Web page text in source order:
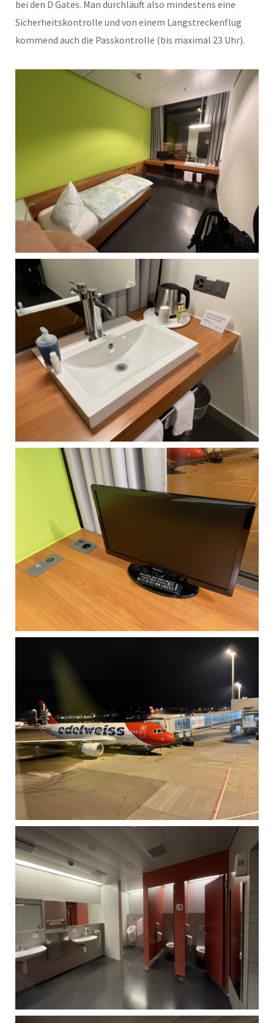
bei den D Gates. Man durchläuft also mindestens eine
Sicherheitskontrolle und von einem Langstreckenflug
kommend auch die Passkontrolle (bis maximal 23 Uhr).